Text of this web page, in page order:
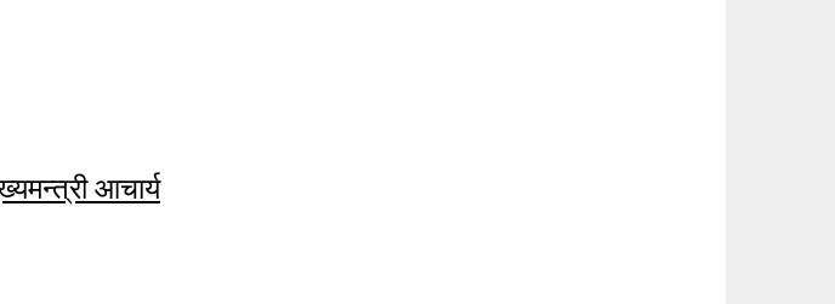
आचार्य